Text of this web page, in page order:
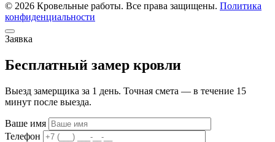
© 2026 Кровельные работы. Все права защищены. Политика
конфиденциальности
Заявка
Бесплатный замер кровли
Выезд замерщика за 1 день. Точная смета — в течение 15
минут после выезда.
Ваше имя
Телефон